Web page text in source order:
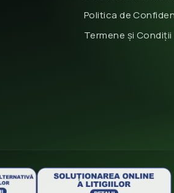
Politica de
Termene și Condiții